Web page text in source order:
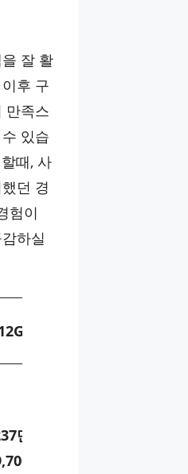
잘 활
후 구
만족스
있습
때, 사
던 경
험이
하실
만